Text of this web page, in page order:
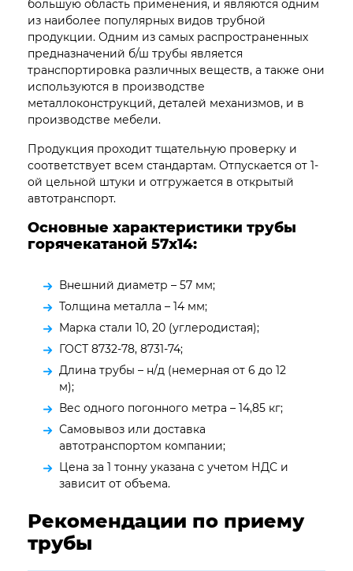
большую область применения, и являются одним
из наиболее популярных видов трубной
продукции. Одним из самых распространенных
предназначений б/ш трубы является
транспортировка различных веществ, а также они
используются в производстве
металлоконструкций, деталей механизмов, и в
производстве мебели.
Продукция проходит тщательную проверку и
соответствует всем стандартам. Отпускается от 1-
ой цельной штуки и отгружается в открытый
автотранспорт.
Основные характеристики трубы
горячекатаной 57х14:
Внешний диаметр – 57 мм;
Толщина металла – 14 мм;
Марка стали 10, 20 (углеродистая);
ГОСТ 8732-78, 8731-74;
Длина трубы – н/д (немерная от 6 до 12
м);
Вес одного погонного метра – 14,85 кг;
Самовывоз или доставка
автотранспортом компании;
Цена за 1 тонну указана с учетом НДС и
зависит от объема.
Рекомендации по приему
трубы